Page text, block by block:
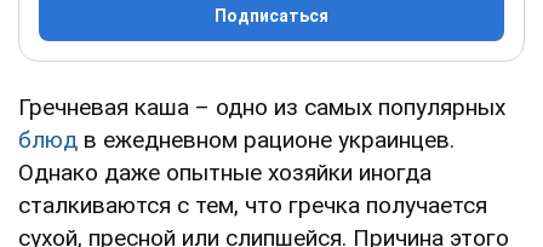
Подписаться
Гречневая каша – одно из самых популярных
блюд в ежедневном рационе украинцев.
Однако даже опытные хозяйки иногда
сталкиваются с тем, что гречка получается
сухой, пресной или слипшейся. Причина этого